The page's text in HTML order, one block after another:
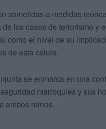
sometidas a medidas
los casos de terrorismo y
como el nivel de su
de esta célula.
se enmarca en una
marroquíes y sus
ambos reinos.